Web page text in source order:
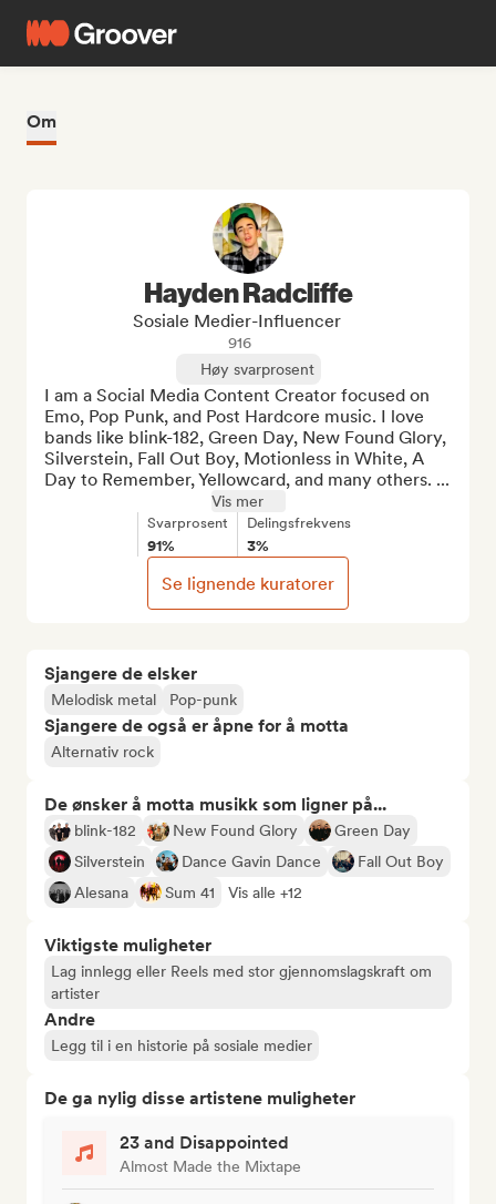
Om
Sjangere de elsker
Melodisk metal Pop-punk
Sjangere de også er åpne for å motta
Alternativ rock
De ønsker å motta musikk som ligner på...
blink-182 New Found Glory
Green Day
Silverstein
Dance Gavin Dance
Fall Out Boy
Alesana
Sum 41 Vis alle +12
Viktigste muligheter
Lag innlegg eller Reels med stor gjennomslagskraft om
artister
Andre
Legg til i en historie på sosiale medier
De ga nylig disse artistene muligheter
23 and Disappointed
Almost Made the Mixtape
Hayden Radcliffe
Sosiale Medier-Influencer
916
Høy svarprosent
I am a Social Media Content Creator focused on
Emo, Pop Punk, and Post Hardcore music. I love
bands like blink-182, Green Day, New Found Glory,
Silverstein, Fall Out Boy, Motionless in White, A
Day to Remember, Yellowcard, and many others. ...
Vis mer
Svarprosent
91%
Delingsfrekvens
3%
Se lignende kuratorer